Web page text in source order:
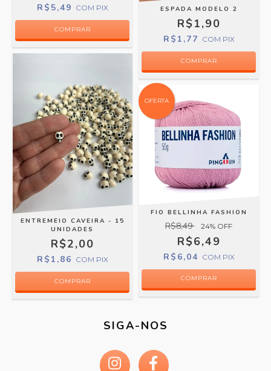
R$5,49 COM PIX ESPADA MODELO 2
R$1,90
R$1,77 COM PIX
ENTREMEIO CAVEIRA - 15
UNIDADES
R$2,00
R$1,86 COM PIX
OFERTA
FIO BELLINHA FASHION
R$8,49 24% OFF
R$6,49
R$6,04 COM PIX
COMPRAR
SIGA-NOS